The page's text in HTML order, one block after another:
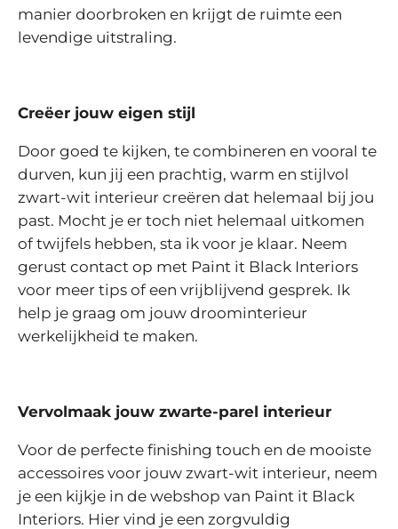
manier doorbroken en krijgt de ruimte een
levendige uitstraling.
Creëer jouw eigen stijl
Door goed te kijken, te combineren en vooral te
durven, kun jij een prachtig, warm en stijlvol
zwart-wit interieur creëren dat helemaal bij jou
past. Mocht je er toch niet helemaal uitkomen
of twijfels hebben, sta ik voor je klaar. Neem
gerust contact op met Paint it Black Interiors
voor meer tips of een vrijblijvend gesprek. Ik
help je graag om jouw droominterieur
werkelijkheid te maken.
Vervolmaak jouw zwarte-parel interieur
Voor de perfecte finishing touch en de mooiste
accessoires voor jouw zwart-wit interieur, neem
je een kijkje in de webshop van Paint it Black
Interiors. Hier vind je een zorgvuldig